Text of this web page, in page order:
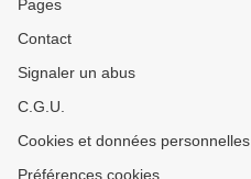
Pages
Contact
Signaler un abus
C.G.U.
Cookies et données personnelles
Préférences cookies